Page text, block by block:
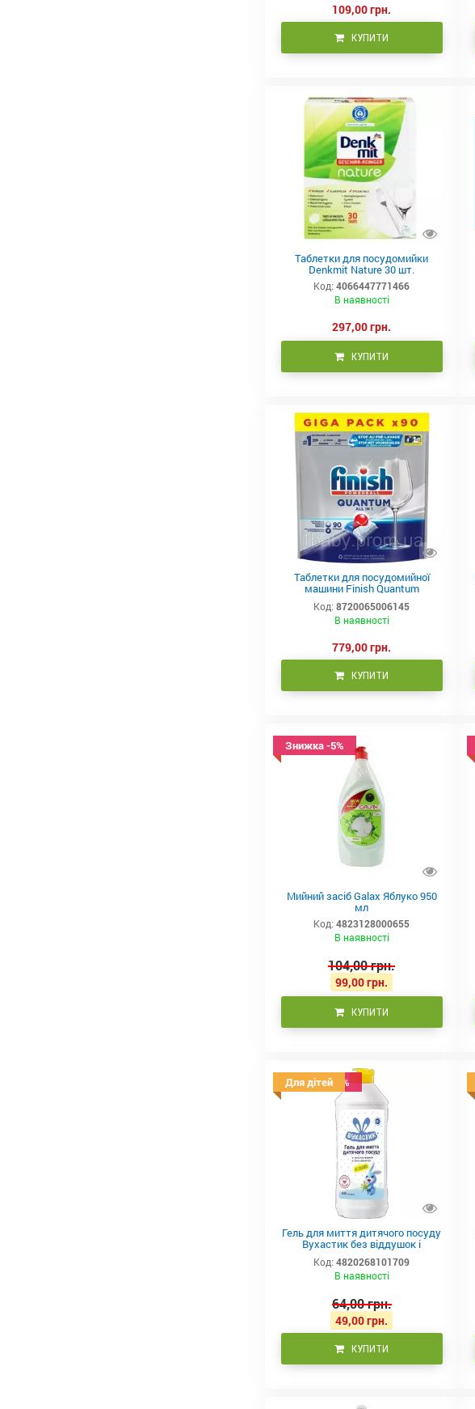
109,00 грн.
КУПИТИ
Таблетки для посудомийки
Denkmit Nature 30 шт.
Код: 4066447771466
В наявності
297,00 грн.
КУПИТИ
Таблетки для посудомийної
машини Finish Quantum
Powerball All in 1 90 шт
Код: 8720065006145
В наявності
779,00 грн.
КУПИТИ
Знижка -5%
Мийний засіб Galax Яблуко 950
мл
Код: 4823128000655
В наявності
104,00 грн.
99,00 грн.
КУПИТИ
Знижка -23%
Для дітей
Гель для миття дитячого посуду
Вухастик без віддушок і
барвників 500 мл
Код: 4820268101709
В наявності
64,00 грн.
49,00 грн.
КУПИТИ